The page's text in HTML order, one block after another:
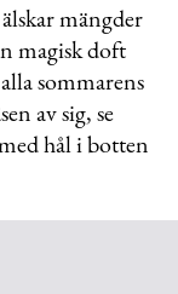
mängder
magisk doft
sommarens
av sig, se
hål i botten